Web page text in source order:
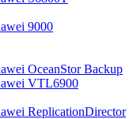
9000
OceanStor Backup
VTL6900
ReplicationDirector